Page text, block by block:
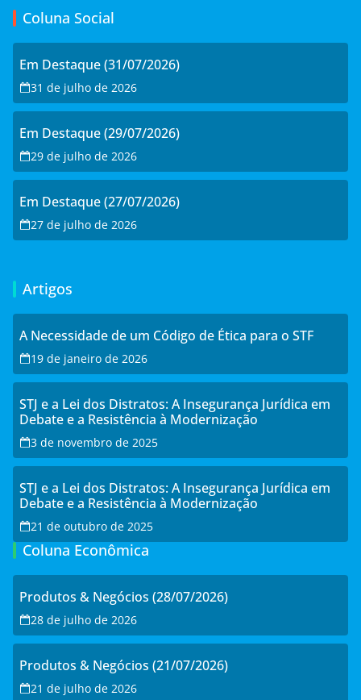
Coluna Social
Em Destaque (31/07/2026)
31 de julho de 2026
Em Destaque (29/07/2026)
29 de julho de 2026
Em Destaque (27/07/2026)
27 de julho de 2026
Artigos
A Necessidade de um Código de Ética para o STF
19 de janeiro de 2026
STJ e a Lei dos Distratos: A Insegurança Jurídica em
Debate e a Resistência à Modernização
3 de novembro de 2025
STJ e a Lei dos Distratos: A Insegurança Jurídica em
Debate e a Resistência à Modernização
21 de outubro de 2025
Coluna Econômica
Produtos & Negócios (28/07/2026)
28 de julho de 2026
Produtos & Negócios (21/07/2026)
21 de julho de 2026